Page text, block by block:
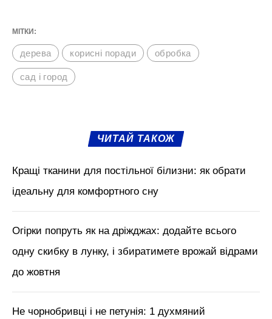
МІТКИ:
дерева корисні поради обробка
сад і город
ЧИТАЙ ТАКОЖ
Кращі тканини для постільної білизни: як обрати
ідеальну для комфортного сну
Огірки попруть як на дріжджах: додайте всього
одну скибку в лунку, і збиратимете врожай відрами
до жовтня
Не чорнобривці і не петунія: 1 духмяний